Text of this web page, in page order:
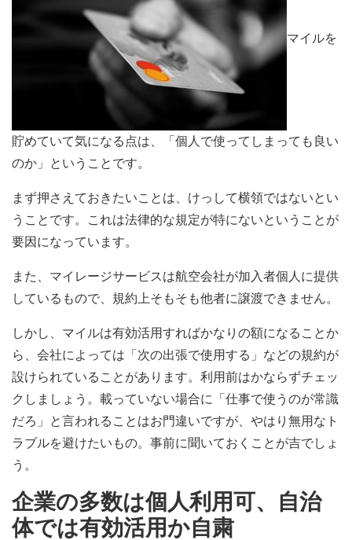
マイルを
貯めていて気になる点は、「個人で使ってしまっても良い
のか」ということです。
まず押さえておきたいことは、けっして横領ではないとい
うことです。これは法律的な規定が特にないということが
要因になっています。
また、マイレージサービスは航空会社が加入者個人に提供
しているもので、規約上そもそも他者に譲渡できません。
しかし、マイルは有効活用すればかなりの額になることか
ら、会社によっては「次の出張で使用する」などの規約が
設けられていることがあります。利用前はかならずチェッ
クしましょう。載っていない場合に「仕事で使うのが常識
だろ」と言われることはお門違いですが、やはり無用なト
ラブルを避けたいもの。事前に聞いておくことが吉でしょ
う。
企業の多数は個人利用可、自治
体では有効活用か自粛